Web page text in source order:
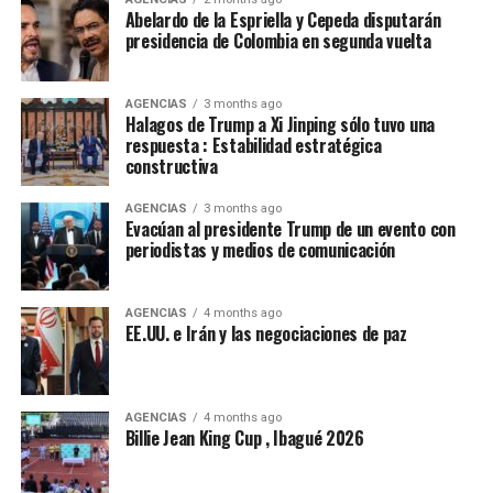
las urnas. Somos una parte fundamental de la nación.
Somos una fuerza política, social y cultural presente en
cada rincón del país. Somos la fuerza serena del cambio
social y nadie podrá detenernos”.
De la Espriella toma nota del mensaje de Cepeda:
“Acabó la campaña”
El presidente electo de Colombia, Abelardo de la
Espriella, calificó de “positivo” el mensaje de
reconocimiento a su victoria en las urnas hecho por el
senador Iván Cepeda, aseguró que “tomó nota” de su
mensaje, sostuvo que la campaña terminó y que era hora
de “unir esfuerzos”.
“El presidente electo gobernará en beneficio de todos
los colombianos, sin distinción alguna y sin importar
por quién hayan votado. Su propósito es trabajar por la
unidad nacional, con el pueblo y para el pueblo”,
Abelardo de la Espriella y Cepeda disputarán
presidencia de Colombia en segunda vuelta
AGENCIAS 3 months ago
Halagos de Trump a Xi Jinping sólo tuvo una
respuesta : Estabilidad estratégica
constructiva
AGENCIAS 3 months ago
Evacúan al presidente Trump de un evento con
periodistas y medios de comunicación
AGENCIAS 4 months ago
EE.UU. e Irán y las negociaciones de paz
AGENCIAS 4 months ago
Billie Jean King Cup , Ibagué 2026